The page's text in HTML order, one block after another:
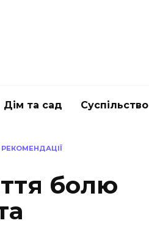
Дім та сад Суспільство
болю